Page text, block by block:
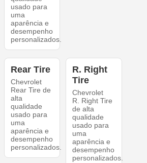
usado para
uma
aparência e
desempenho
personalizados.
Rear Tire
Chevrolet
Rear Tire de
alta
qualidade
usado para
uma
aparência e
desempenho
personalizados.
R. Right
Tire
Chevrolet
R. Right Tire
de alta
qualidade
usado para
uma
aparência e
desempenho
personalizados.